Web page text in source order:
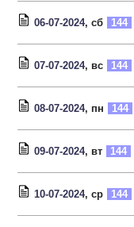
06-07-2024, сб 144
07-07-2024, вс 144
08-07-2024, пн 144
09-07-2024, вт 144
10-07-2024, ср 144